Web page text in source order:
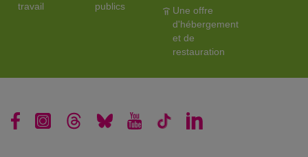
travail
publics
Une offre
d'hébergement
et de
restauration